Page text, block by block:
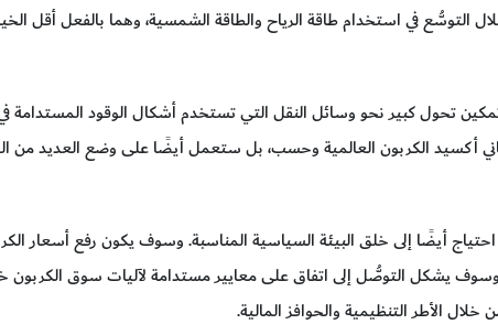
التوسُّع في استخدام طاقة الرياح والطاقة الشمسية، وهما بالفعل أقل
تحول كبير نحو وسائل النقل التي تستخدم أشكال الوقود المستدامة في
أكسيد الكربون العالمية وحسب، بل ستعمل أيضًا على وضع العديد من
احتياج أيضًا إلى خلق البيئة السياسية المناسبة. وسوف يكون رفع أسعار
يشكل التوصُّل إلى اتفاق على معايير مستدامة لآليات سوق الكربون
الأطر التنظيمية والحوافز المالية.